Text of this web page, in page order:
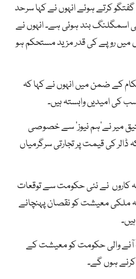
کرتے ہوئے انہوں نے کہا سرحد
اسمگلنگ بند ہوئی ہے۔ انہوں نے
میں روپے کی قدر مزید مستحکم ہو
کے ضمن میں انہوں نے کہا کہ
کی امیدیں وابستہ ہیں۔
میر نے’ہم نیوز‘ سے خصوصی
ڈالر کی قیمت پر تجارتی سرگرمیاں
کاروں نے نئی حکومت سے توقعات
ملکی معیشت کو نقصان پہنچانے
آنے والی حکومت کو معیشت کے
ہوں گے۔